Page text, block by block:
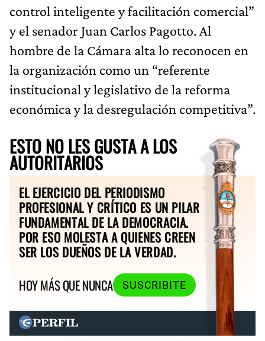
control inteligente y facilitación comercial”
y el senador Juan Carlos Pagotto. Al
hombre de la Cámara alta lo reconocen en
la organización como un “referente
institucional y legislativo de la reforma
económica y la desregulación competitiva”.
ESTO NO LES GUSTA A LOS
AUTORITARIOS
EL EJERCICIO DEL PERIODISMO
PROFESIONAL Y CRÍTICO ES UN PILAR
FUNDAMENTAL DE LA DEMOCRACIA.
POR ESO MOLESTA A QUIENES CREEN
SER LOS DUEÑOS DE LA VERDAD.
HOY MÁS QUE NUNCA
SUSCRIBITE